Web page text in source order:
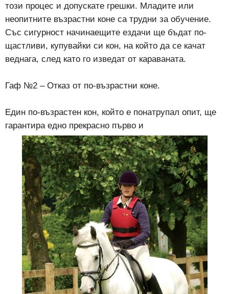
този процес и допускате грешки. Младите или
неопитните възрастни коне са трудни за обучение.
Със сигурност начинаещите ездачи ще бъдат по-
щастливи, купувайки си кон, на който да се качат
веднага, след като го изведат от караваната.
Гаф №2 – Отказ от по-възрастни коне.
Един по-възрастен кон, който е понатрупал опит, ще
гарантира едно прекрасно първо и